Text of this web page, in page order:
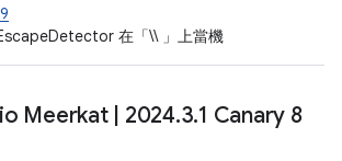
在「\\ 」上當機
Meerkat 2024.3.1 Canary 8